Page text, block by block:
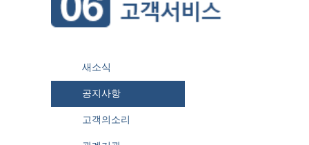
새소식
공지사항
고객의소리